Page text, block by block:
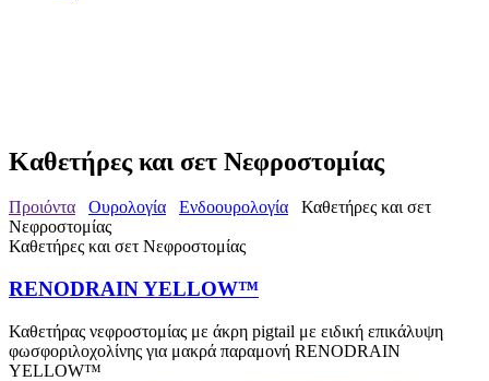
Καθετήρες και σετ Νεφροστομίας
Προιόντα Ουρολογία Ενδοουρολογία
Καθετήρες και σετ
Νεφροστομίας
Καθετήρες και σετ Νεφροστομίας
RENODRAIN YELLOW™
Καθετήρας νεφροστομίας με άκρη pigtail με ειδική επικάλυψη
φωσφοριλοχολίνης για μακρά παραμονή RENODRAIN
YELLOW™